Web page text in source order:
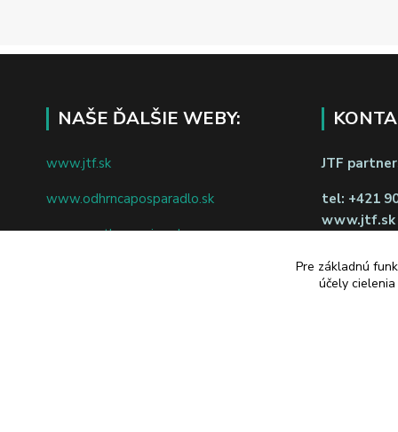
NAŠE ĎALŠIE WEBY:
www.jtf.sk
www.odhrncaposparadlo.sk
www.vsetkoprevino.sk
JTF
tel: +421
www.jtf.sk
Odstúpiť
Pre základnú
účely